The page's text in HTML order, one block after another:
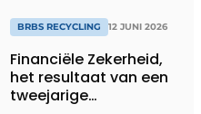
BRBS RECYCLING 12 JUNI 2026
Financiële Zekerheid,
het resultaat van een
tweejarige